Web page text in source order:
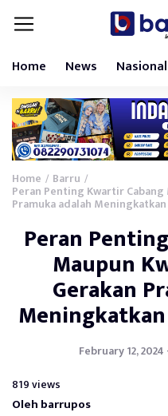
Home News Nasional
Home / Barru /
Peran Penting Kwartir
Pramuka adalah
Peran
Maupun
Gerakan
February 12,
819 views
Oleh barrupos